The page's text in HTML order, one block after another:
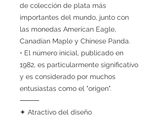
de colección de plata más
importantes del mundo, junto con
las monedas American Eagle,
Canadian Maple y Chinese Panda.
• El número inicial, publicado en
1982, es particularmente significativo
y es considerado por muchos
entusiastas como el "origen".
⸻
✦ Atractivo del diseño